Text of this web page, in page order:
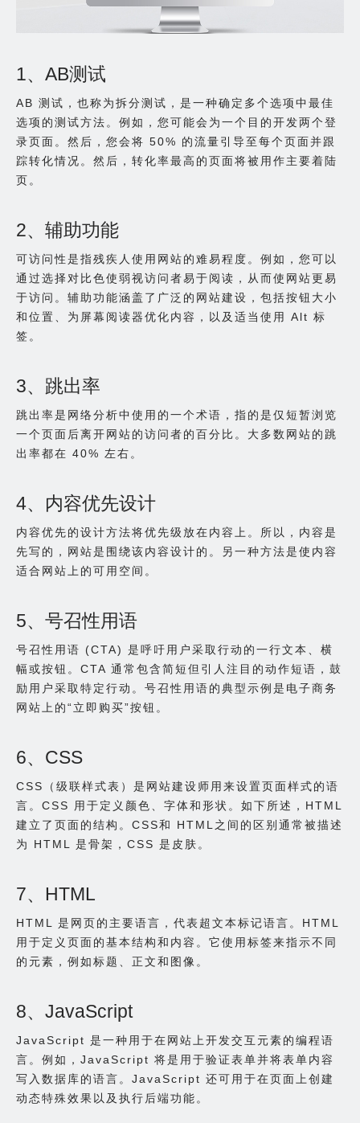
1、AB测试
AB 测试，也称为拆分测试，是一种确定多个选项中最佳
选项的测试方法。例如，您可能会为一个目的开发两个登
录页面。然后，您会将 50% 的流量引导至每个页面并跟
踪转化情况。然后，转化率最高的页面将被用作主要着陆
页。
2、辅助功能
可访问性是指残疾人使用网站的难易程度。例如，您可以
通过选择对比色使弱视访问者易于阅读，从而使网站更易
于访问。辅助功能涵盖了广泛的网站建设，包括按钮大小
和位置、为屏幕阅读器优化内容，以及适当使用 Alt 标
签。
3、跳出率
跳出率是网络分析中使用的一个术语，指的是仅短暂浏览
一个页面后离开网站的访问者的百分比。大多数网站的跳
出率都在 40% 左右。
4、内容优先设计
内容优先的设计方法将优先级放在内容上。所以，内容是
先写的，网站是围绕该内容设计的。另一种方法是使内容
适合网站上的可用空间。
5、号召性用语
号召性用语 (CTA) 是呼吁用户采取行动的一行文本、横
幅或按钮。CTA 通常包含简短但引人注目的动作短语，鼓
励用户采取特定行动。号召性用语的典型示例是电子商务
网站上的“立即购买”按钮。
6、CSS
CSS（级联样式表）是网站建设师用来设置页面样式的语
言。CSS 用于定义颜色、字体和形状。如下所述，HTML
建立了页面的结构。CSS和 HTML之间的区别通常被描述
为 HTML 是骨架，CSS 是皮肤。
7、HTML
HTML 是网页的主要语言，代表超文本标记语言。HTML
用于定义页面的基本结构和内容。它使用标签来指示不同
的元素，例如标题、正文和图像。
8、JavaScript
JavaScript 是一种用于在网站上开发交互元素的编程语
言。例如，JavaScript 将是用于验证表单并将表单内容
写入数据库的语言。JavaScript 还可用于在页面上创建
动态特殊效果以及执行后端功能。